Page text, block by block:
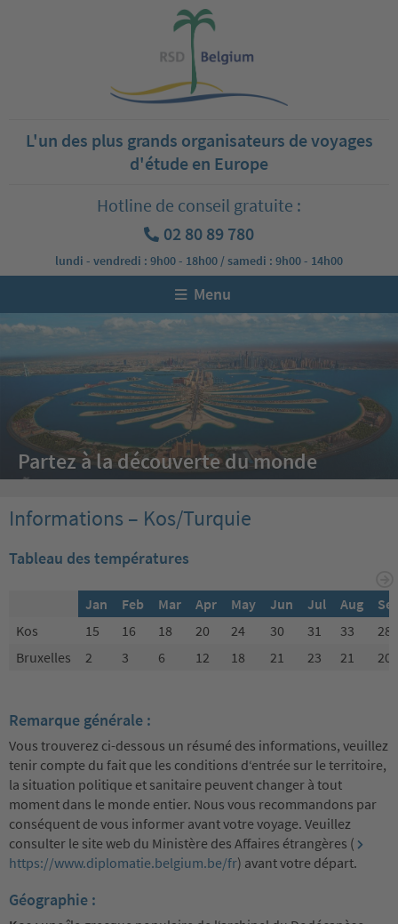
L'un des plus grands organisateurs de voyages
d'étude en Europe
Hotline de conseil gratuite :
02 80 89 780
lundi - vendredi : 9h00 - 18h00 / samedi : 9h00 - 14h00
Menu
Partez à la découverte du monde
Informations – Kos/Turquie
Tableau des températures
Jan Feb Mar Apr May Jun Jul Aug
Kos
15 16 18 20 24 30 31 33
28
Bruxelles
2 3 6 12 18 21 23 21 20
Remarque générale :
Vous trouverez ci-dessous un résumé des informations, veuillez
tenir compte du fait que les conditions d‘entrée sur le territoire,
la situation politique et sanitaire peuvent changer à tout
moment dans le monde entier. Nous vous recommandons par
conséquent de vous informer avant votre voyage. Veuillez
consulter le site web du Ministère des Affaires étrangères (
https://www.diplomatie.belgium.be/fr) avant votre départ.
Géographie :